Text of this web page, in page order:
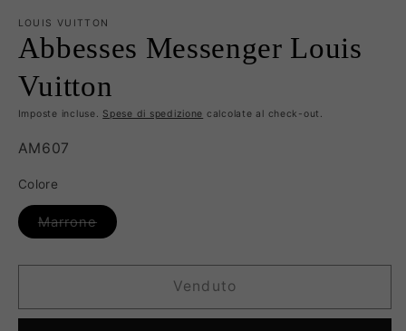
LOUIS VUITTON
Abbesses Messenger Louis
Vuitton
Imposte incluse. Spese di spedizione calcolate al check-out.
SKU:
AM607
Colore
MarroneVariante
esaurita
Venduto